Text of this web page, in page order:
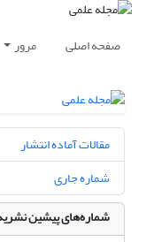
صفحه اصلی مرور
مقالات آماده انتشار
شماره جاری
شماره‌های پیشین